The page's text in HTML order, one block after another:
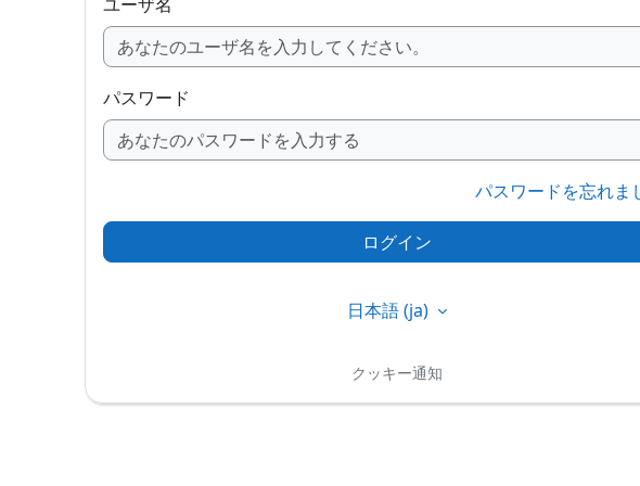
パスワード
パスワードを忘れま
ログイン
日本語 ‎(ja)‎
クッキー通知